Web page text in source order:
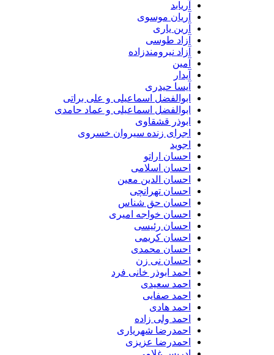
آریان موسوی
آرین یاری
آزاد طوسی
آزاد نیرومندزاده
آیسا حیدری
ابوالفضل اسماعیلی و علی براتی
ابوالفضل اسماعیلی و عماد حامدی
ابوذر قشقاوی
اجرای زنده سیروان خسروی
احسان اراتو
احسان اسلامی
احسان الدین معین
احسان تهرانچی
احسان حق شناس
احسان خواجه امیری
احسان رئیسی
احسان کریمی
احسان محمدی
احسان نی زن
احمد ابوذر خانی فرد
احمد سعیدی
احمد صفایی
احمد هادی
احمد ولی زاده
احمدرضا شهریاری
احمدرضا عزیزی